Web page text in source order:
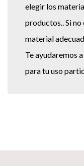
elegir los
productos.. Si
material
Te ayudaremos
para tu uso